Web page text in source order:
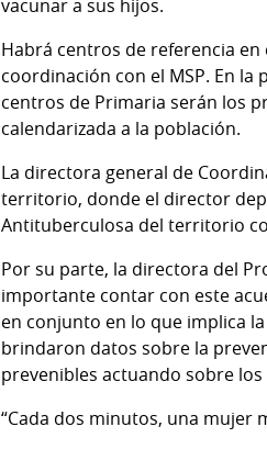
vacunar a sus hijos.
Habrá centros de referencia
coordinación con el MSP. En
centros de Primaria serán los
calendarizada a la población.
La directora general de
territorio, donde el director
Antituberculosa del territorio
Por su parte, la directora del
importante contar con este
en conjunto en lo que implica
brindaron datos sobre la
prevenibles actuando sobre los
“Cada dos minutos, una mujer